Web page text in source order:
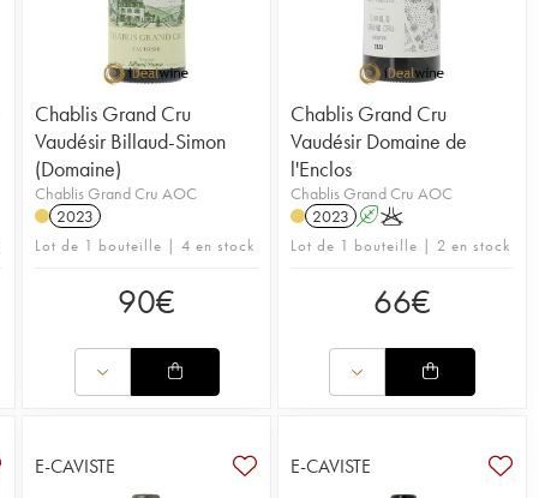
Chablis Grand Cru
Vaudésir Billaud-Simon
(Domaine)
Chablis Grand Cru AOC
2023
Lot de 1 bouteille | 4 en stock
90€
Chablis Grand Cru
Vaudésir Domaine de
l'Enclos
Chablis Grand Cru AOC
2023 AK
Lot de 1 bouteille | 2 en stock
66€
E-CAVISTE E-CAVISTE